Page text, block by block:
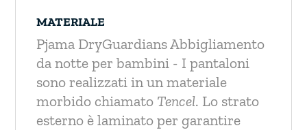
MATERIALE
Pjama DryGuardians Abbigliamento
da notte per bambini - I pantaloni
sono realizzati in un materiale
morbido chiamato Tencel. Lo strato
esterno è laminato per garantire